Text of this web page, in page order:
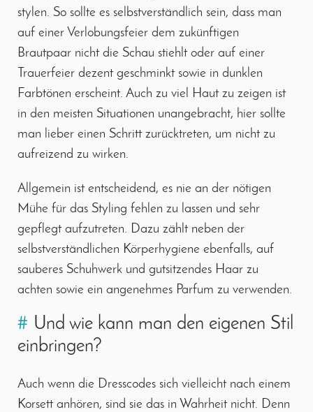
stylen. So sollte es selbstverständlich sein, dass man
auf einer Verlobungsfeier dem zukünftigen
Brautpaar nicht die Schau stiehlt oder auf einer
Trauerfeier dezent geschminkt sowie in dunklen
Farbtönen erscheint. Auch zu viel Haut zu zeigen ist
in den meisten Situationen unangebracht, hier sollte
man lieber einen Schritt zurücktreten, um nicht zu
aufreizend zu wirken.
Allgemein ist entscheidend, es nie an der nötigen
Mühe für das Styling fehlen zu lassen und sehr
gepflegt aufzutreten. Dazu zählt neben der
selbstverständlichen Körperhygiene ebenfalls, auf
sauberes Schuhwerk und gutsitzendes Haar zu
achten sowie ein angenehmes Parfum zu verwenden.
# Und wie kann man den eigenen Stil
einbringen?
Auch wenn die Dresscodes sich vielleicht nach einem
Korsett anhören, sind sie das in Wahrheit nicht. Denn